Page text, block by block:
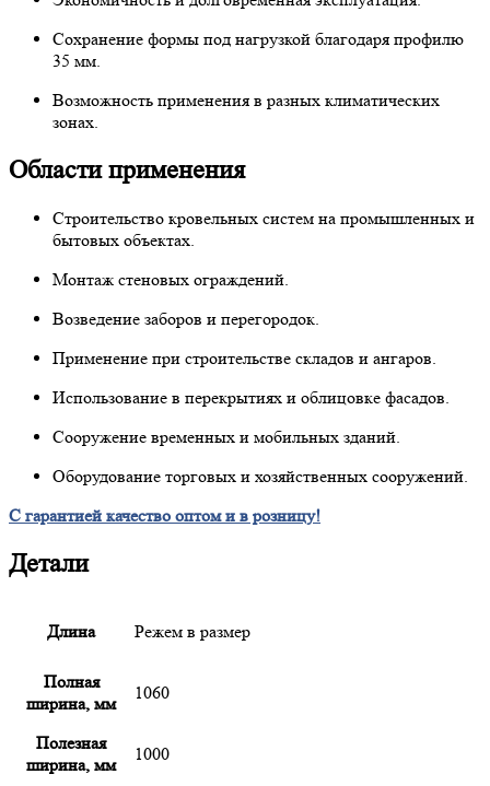
Сохранение формы под нагрузкой благодаря профилю
35 мм.
Возможность применения в разных климатических
зонах.
Области применения
Строительство кровельных систем на промышленных и
бытовых объектах.
Монтаж стеновых ограждений.
Возведение заборов и перегородок.
Применение при строительстве складов и ангаров.
Использование в перекрытиях и облицовке фасадов.
Сооружение временных и мобильных зданий.
Оборудование торговых и хозяйственных сооружений.
С гарантией качество оптом и в розницу!
Детали
Длина Режем в размер
Полная
ширина, мм
1060
Полезная
ширина, мм
1000